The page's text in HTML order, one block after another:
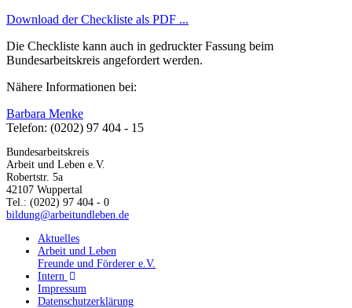
Download der Checkliste als PDF ...
Die Checkliste kann auch in gedruckter Fassung beim
Bundesarbeitskreis angefordert werden.
Nähere Informationen bei:
Barbara Menke
Telefon: (0202) 97 404 - 15
Bundesarbeitskreis
Arbeit und Leben e.V.
Robertstr. 5a
42107 Wuppertal
Tel.: (0202) 97 404 - 0
bildung@arbeitundleben.de
Aktuelles
Arbeit und Leben
Freunde und Förderer e.V.
Intern
Impressum
Datenschutzerklärung